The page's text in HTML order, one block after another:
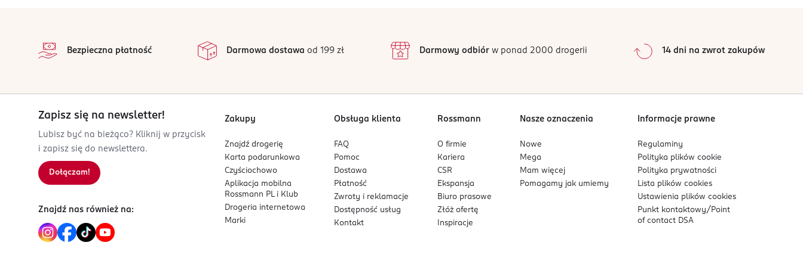
Dla mężczyzn, którzy chcą podkreślić siłę i lubią zapachy z dymną nutą. Dla poszukujących długotrwałej i intensywnej kompozycji.
Bezpieczna płatność Darmowa dostawa od 199 zł Darmowy odbiórw ponad 2000 drogerii 14 dni na zwrot zakupów
Zapisz się na newsletter!
Lubisz być na bieżąco? Kliknij w przycisk
i zapisz się do newslettera.
Dołączam!
Znajdź nas również na:
Zakupy
Znajdź drogerię
Karta podarunkowa
Czyściochowo
Aplikacja mobilna
Rossmann PL i Klub
Drogeria internetowa
Marki
Obsługa klienta
FAQ
Pomoc
Dostawa
Płatność
Zwroty i reklamacje
Dostępność usług
Kontakt
Rossmann
O firmie
Kariera
CSR
Ekspansja
Biuro prasowe
Złóż ofertę
Inspiracje
Nasze oznaczenia
Nowe
Mega
Mam więcej
Pomagamy jak umiemy
Informacje prawne
Regulaminy
Polityka plikówcookie
Polityka prywatności
Lista plikówcookies
Ustawienia plikówcookies
Punkt kontaktowy/ Point
of contact DSA